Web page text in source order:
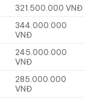
321.500.000 VNĐ
344.000.000
VNĐ
245.000.000
VNĐ
285.000.000
VNĐ